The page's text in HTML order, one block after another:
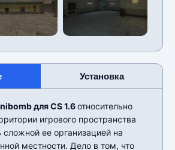
Установка
для CS 1.6относительно
игрового пространства
сложной ее организацией на
местности. Дело в том, что